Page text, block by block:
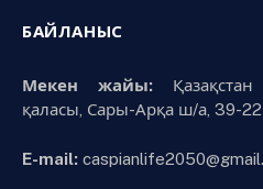
БАЙЛАНЫС
Мекен жайы:Қазақстан
қаласы, Сары-Арқа ш/а, 39-22
E-mail: